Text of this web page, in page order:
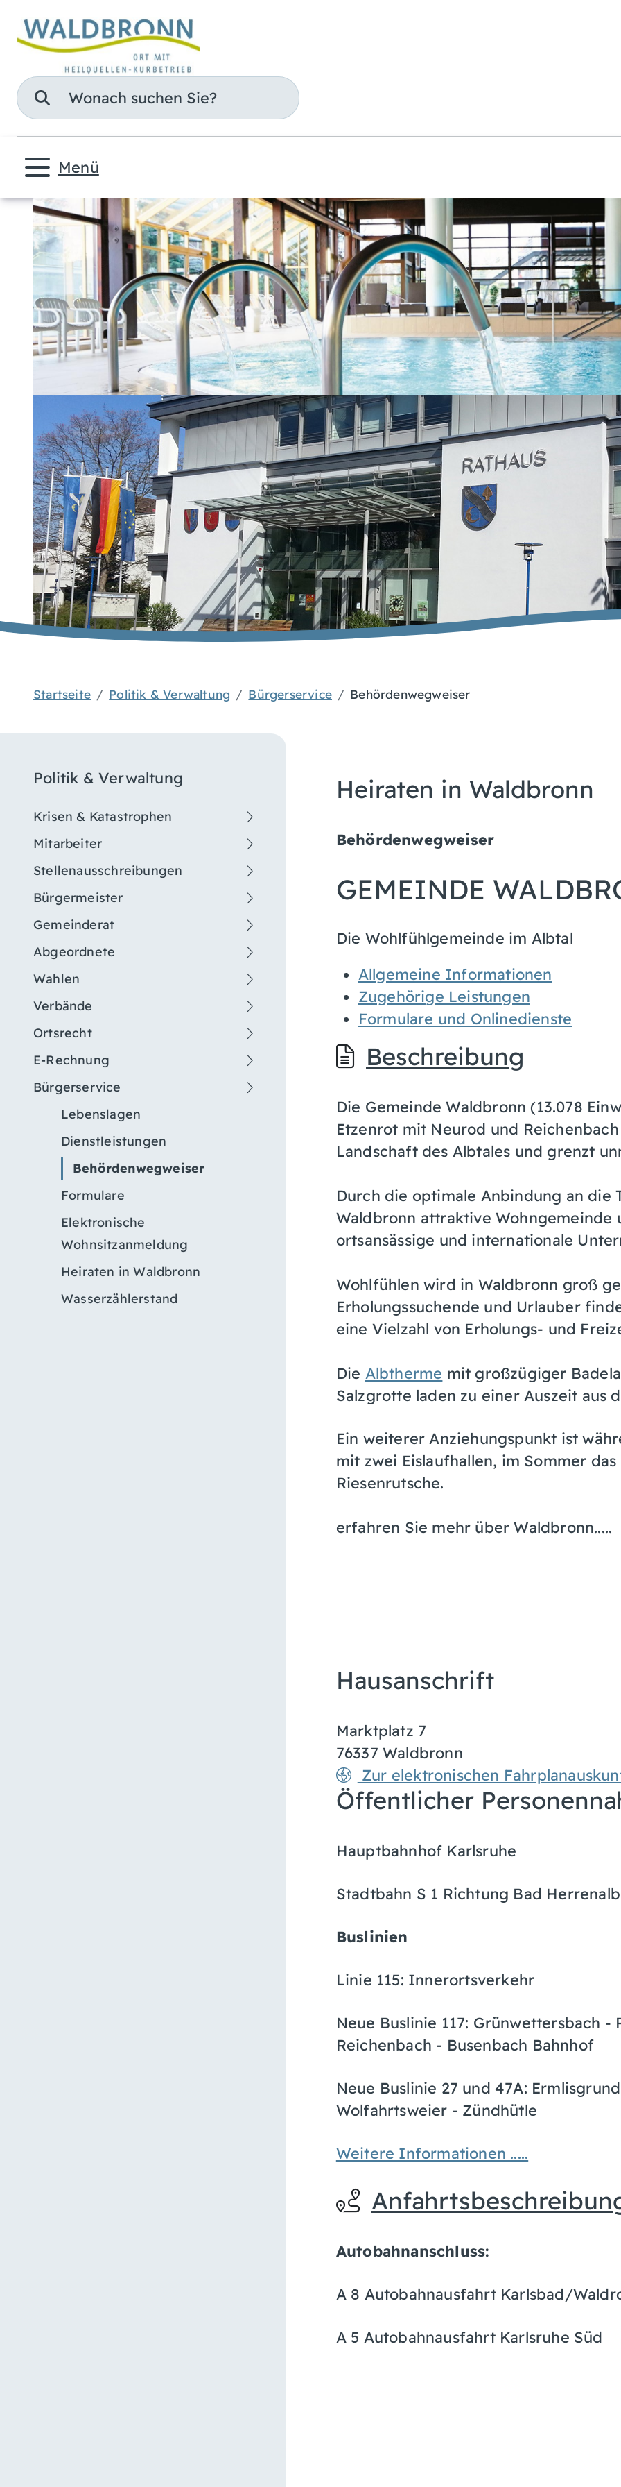
Suche
Menü
Startseite Politik & Verwaltung Bürgerservice Behördenwegweiser
Politik & Verwaltung
Krisen & Katastrophen
Mitarbeiter
Stellenausschreibungen
Bürgermeister
Gemeinderat
Abgeordnete
Wahlen
Verbände
Ortsrecht
E-Rechnung
Bürgerservice
Lebenslagen
Dienstleistungen
Behördenwegweiser
Formulare
Elektronische
Wohnsitzanmeldung
Heiraten in Waldbronn
Wasserzählerstand
Heiraten in Waldbronn
Behördenwegweiser
GEMEINDE
Die Wohlfühlgemeinde im Albtal
Allgemeine Informationen
Zugehörige Leistungen
Formulare und Onlinedienste
Beschreibung
Die Gemeinde Waldbronn (13.078
Etzenrot mit Neurod und
Landschaft des Albtales und grenzt
Durch die optimale Anbindung an die
Waldbronn attraktive
ortsansässige und internationale
Wohlfühlen wird in Waldbronn groß
Erholungssuchende und Urlauber
eine Vielzahl von Erholungs- und
Die Albtherme mit großzügiger
Salzgrotte laden zu einer Auszeit aus
Ein weiterer Anziehungspunkt ist
mit zwei Eislaufhallen, im Sommer
Riesenrutsche.
erfahren Sie mehr über Waldbronn.....
Hausanschrift
Marktplatz 7
76337 Waldbronn
Zur elektronischen
Öffentlicher
Hauptbahnhof Karlsruhe
Stadtbahn S 1 Richtung Bad
Buslinien
Linie 115: Innerortsverkehr
Neue Buslinie 117: Grünwettersbach
Reichenbach - Busenbach Bahnhof
Neue Buslinie 27 und 47A:
Wolfahrtsweier - Zündhütle
Weitere Informationen .....
Autobahnanschluss:
A 8 Autobahnausfahrt Karlsbad/
A 5 Autobahnausfahrt Karlsruhe Süd